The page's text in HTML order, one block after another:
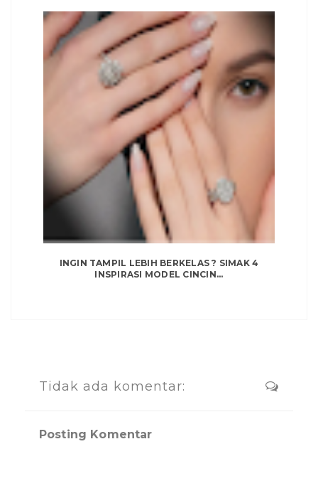
INGIN TAMPIL LEBIH BERKELAS ? SIMAK 4
INSPIRASI MODEL CINCIN...
Tidak ada komentar:
Posting Komentar